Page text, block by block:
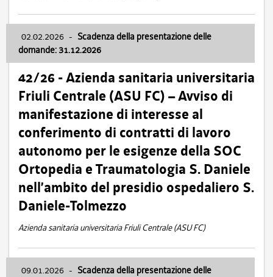
02.02.2026 - Scadenza della presentazione delle
domande: 31.12.2026
42/26 - Azienda sanitaria universitaria
Friuli Centrale (ASU FC) – Avviso di
manifestazione di interesse al
conferimento di contratti di lavoro
autonomo per le esigenze della SOC
Ortopedia e Traumatologia S. Daniele
nell’ambito del presidio ospedaliero S.
Daniele-Tolmezzo
Azienda sanitaria universitaria Friuli Centrale (ASU FC)
09.01.2026 - Scadenza della presentazione delle